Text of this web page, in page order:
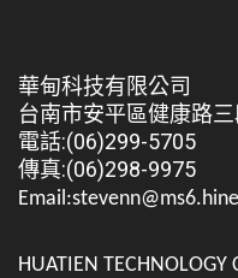
華甸科技有限公司
台南市安平區健康路
電話:(06)299-5705
傳真:(06)298-9975
HUATIEN TECHNOLOGY